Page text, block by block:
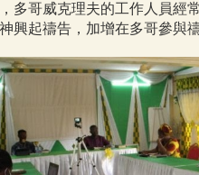
多哥威克理夫的工作人員經
興起禱告，加增在多哥參與